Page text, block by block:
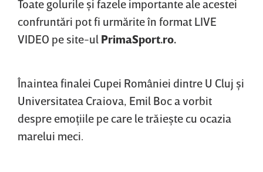
Toate golurile şi fazele importante ale acestei
confruntări pot fi urmărite în format LIVE
VIDEO pe site-ul PrimaSport.ro.
Înaintea finalei Cupei României dintre U Cluj şi
Universitatea Craiova, Emil Boc a vorbit
despre emoţiile pe care le trăieşte cu ocazia
marelui meci.